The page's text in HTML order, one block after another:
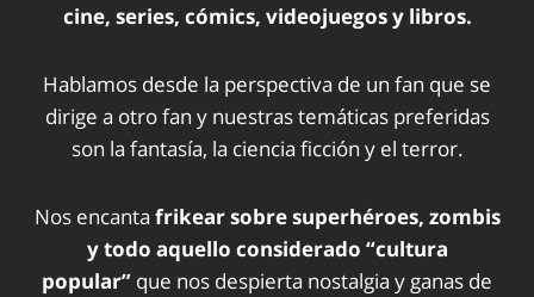
cine, series, cómics, videojuegos y libros.
Hablamos desde la perspectiva de un fan que se
dirige a otro fan y nuestras temáticas preferidas
son la fantasía, la ciencia ficción y el terror.
Nos encanta frikear sobre superhéroes, zombis
y todo aquello considerado “cultura
popular” que nos despierta nostalgia y ganas de